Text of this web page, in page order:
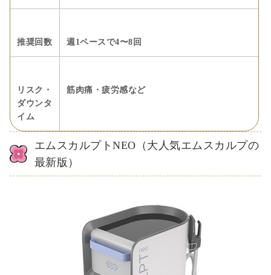
推奨回数 週1ペースで4〜8回
リスク・
ダウンタ
イム
筋肉痛・疲労感など
エムスカルプトNEO（大人気エムスカルプの
最新版）